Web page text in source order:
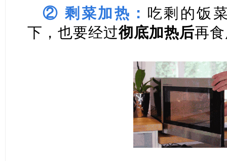
② 剩菜加热： 吃剩的饭
下，也要经过彻底加热后再